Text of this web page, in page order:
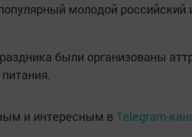
молодой российский
были организованы
и интересным в Telegram-